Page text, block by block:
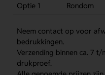
Optie 1
Rondom
Neem contact op voor
bedrukkingen.
Verzending binnen ca. 7
drukproef.